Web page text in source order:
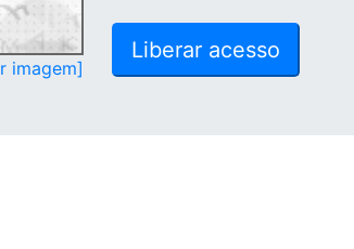
imagem]